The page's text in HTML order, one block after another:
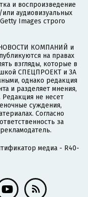
и воспроизведение
аудиовизуальных
Images строго
НОВОСТИ КОМПАНИЙ и
на правах
взгляды, которые в
СПЕЦПРОЕКТ и ЗА
однако редакция
и разделяет мнения,
Редакция не несет
суждения,
Согласно
за
медиа - R40-